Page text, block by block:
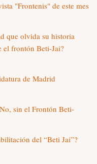
"Frontenis" de este mes
que olvida su historia
el frontón Beti-Jai?
de Madrid
sin el Frontón Beti-
del “Beti Jai”?